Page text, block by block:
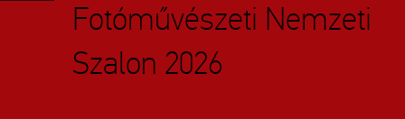
Fotóművészeti Nemzeti
Szalon 2026